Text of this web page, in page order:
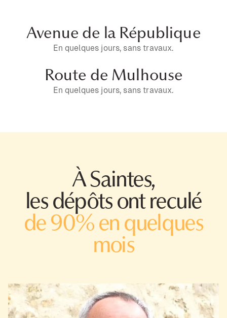
Avenue de la République
En quelques jours, sans travaux.
Route de Mulhouse
En quelques jours, sans travaux.
À Saintes,
les dépôts ont reculé
de 90% en quelques
mois